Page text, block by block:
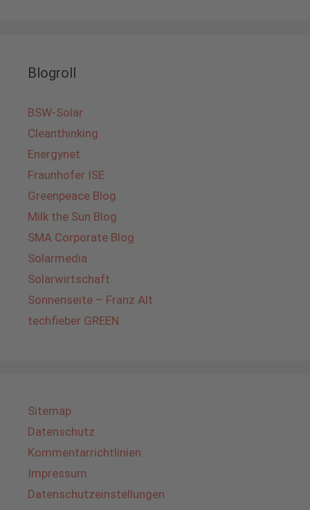
Blogroll
BSW-Solar
Cleanthinking
Energynet
Fraunhofer ISE
Greenpeace Blog
Milk the Sun Blog
SMA Corporate Blog
Solarmedia
Solarwirtschaft
Sonnenseite – Franz Alt
techfieber GREEN
Sitemap
Datenschutz
Kommentarrichtlinien
Impressum
Datenschutzeinstellungen